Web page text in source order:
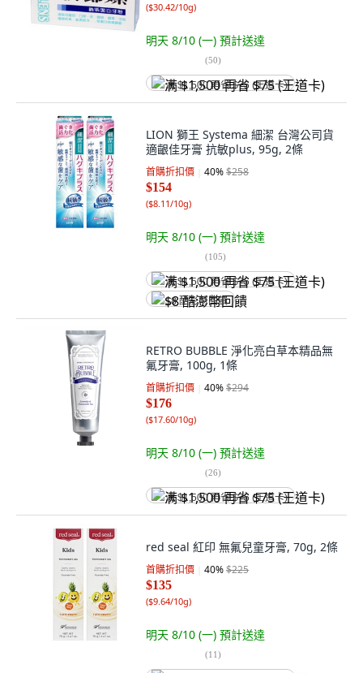
($30.42/10g)
明天 8/10 (一) 預計送達
(50)
满 $1,500 再省 $75 (王道卡)
LION 獅王 Systema 細潔 台灣公司貨
適齦佳牙膏 抗敏plus, 95g, 2條
首購折扣價 40%$258
$154
($8.11/10g)
明天 8/10 (一) 預計送達
(105)
满 $1,500 再省 $75 (王道卡)
$8 酷澎幣回饋
RETRO BUBBLE 淨化亮白草本精品無
氟牙膏, 100g, 1條
首購折扣價 40%$294
$176
($17.60/10g)
明天 8/10 (一) 預計送達
(26)
满 $1,500 再省 $75 (王道卡)
red seal 紅印 無氟兒童牙膏, 70g, 2條
首購折扣價 40%$225
$135
($9.64/10g)
明天 8/10 (一) 預計送達
(11)